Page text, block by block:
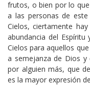
frutos, o bien por lo
a las personas de
Cielos, ciertamente
abundancia del
Cielos para aquellos
a semejanza de Dios
por alguien más, que
es la mayor expresión